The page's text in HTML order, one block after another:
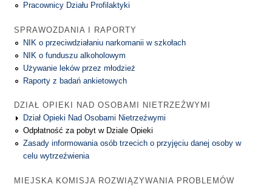
Pracownicy Działu Profilaktyki
SPRAWOZDANIA I RAPORTY
NIK o przeciwdziałaniu narkomanii w szkołach
NIK o funduszu alkoholowym
Używanie leków przez młodzież
Raporty z badań ankietowych
DZIAŁ OPIEKI NAD OSOBAMI NIETRZEŹWYMI
Dział Opieki Nad Osobami Nietrzeźwymi
Odpłatność za pobyt w Dziale Opieki
Zasady informowania osób trzecich o przyjęciu danej osoby w
celu wytrzeźwienia
MIEJSKA KOMISJA ROZWIĄZYWANIA PROBLEMÓW